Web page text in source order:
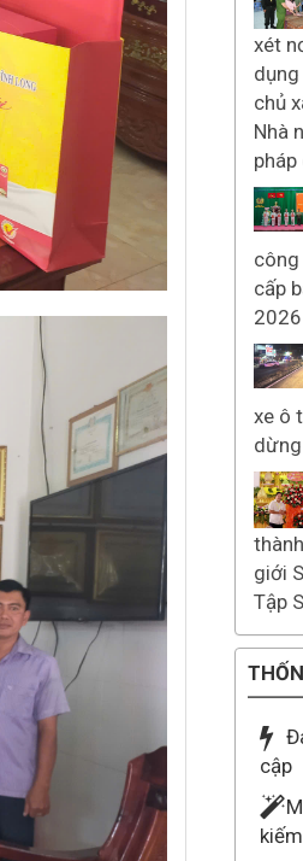
xét
chủ
Nhà
pháp
cấp
2026
xe ô
giới
Tập
cập
kiếm